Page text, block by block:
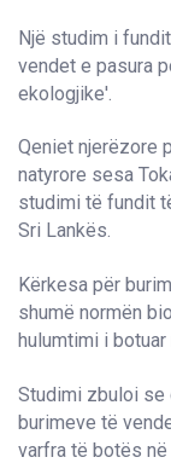
Një studim i
vendet e pasura
ekologjike'.
Qeniet njerëzore
natyrore sesa
studimi të fundit
Sri Lankës.
Kërkesa për
shumë normën
hulumtimi i
Studimi zbuloi se
burimeve të
varfra të botës